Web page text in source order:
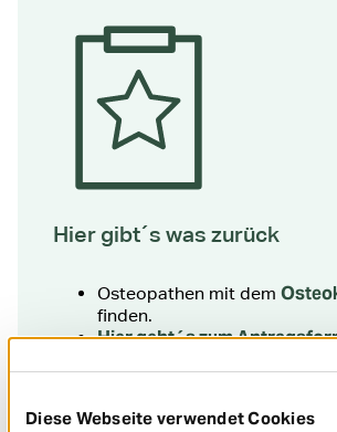
Diese Webseite verwendet Cookies
Hier gibt´s was zurück
Osteopathen mit dem
finden.
Hier geht´s zum